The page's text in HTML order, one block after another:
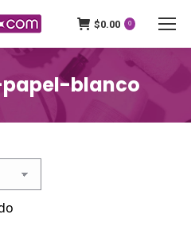
$0.00 0
blanco